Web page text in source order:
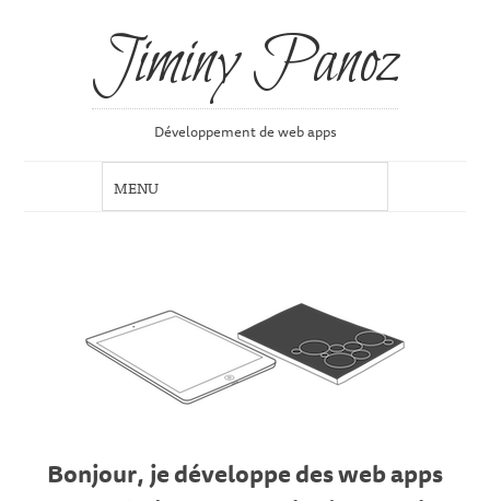
Jiminy Panoz
Développement de web apps
Bonjour, je développe des web apps